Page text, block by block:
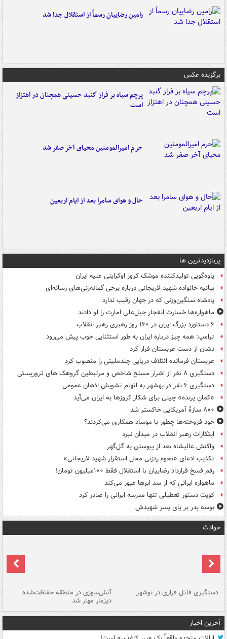
رامین رضاییان رسماً از استقلال جدا شد
برگزیده عکس
پرچم سیاه بر فراز گنبد حسینی همچنان در اهتزاز
است
حرم امیرالمومنین محیای آخر صفر شد
حال و هوای سامرا بعد از ایام اربعین
پربازدیدترین ها
یاوه‌گویی تولیدکننده موشک کروز اوکراینی علیه ایران
بیانیه خانواده شهید لاریجانی درباره برخی گمانه‌زنی‌های رسانه‌ای
پادشاه سنگین‌وزنی که در جهان رقیب ندارد
ماهواره‌ها خسارت انفجار جبل‌علی امارت را لو دادند
۶ دستاورد بزرگ ایران در ۱۶۰ روز رهبری رهبر انقلاب
ترامپ: همه چیز درباره ایران به طور استثنایی خوب پیش می‌رود
دشان از دست عربستان فرار کرد
عربستان فرمانده ائتلاف دریایی چندملیتی را منصوب کرد
دستگیری ۸ نفر از اشرار مسلح شاخص و مرتبطین گروهک های تروریستی
دستگیری ۶ نفر در بهشهر به اتهام تشویش اذهان عمومی
«کمانِ پرنده» چینی برای شکار کروزها به ایران می‌آید
۸۰۰ سازۀ آمریکایی خاکستر شد
خود فروخته‌ها چطور با موساد همکاری می‌کردند؟
ابتکارات رهبر انقلاب در میدان نبرد
واکنش عالیشاه بعد از پیوستن به گل‌گهر
تکذیب ادعای «نحوه ردزنی محل استقرار شهید لاریجانی»
رقم فسخ قرارداد رضاییان با استقلال فقط ۱۰۰میلیون تومان!
ماهواره ایرانی که از سد ابرها عبور می‌کند
کویت دستور تعطیلی تنها مدرسه ایرانی را صادر کرد
بوسه‌ پدر بر پای پسر شهیدش
حوادث
دستگیری قاتل فراری در نوشهر آتش‌سوزی در منطقه حفاظت‌شده
دیزمار مهار شد
آخرین اخبار